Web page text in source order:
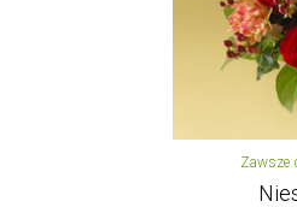
Zawsze